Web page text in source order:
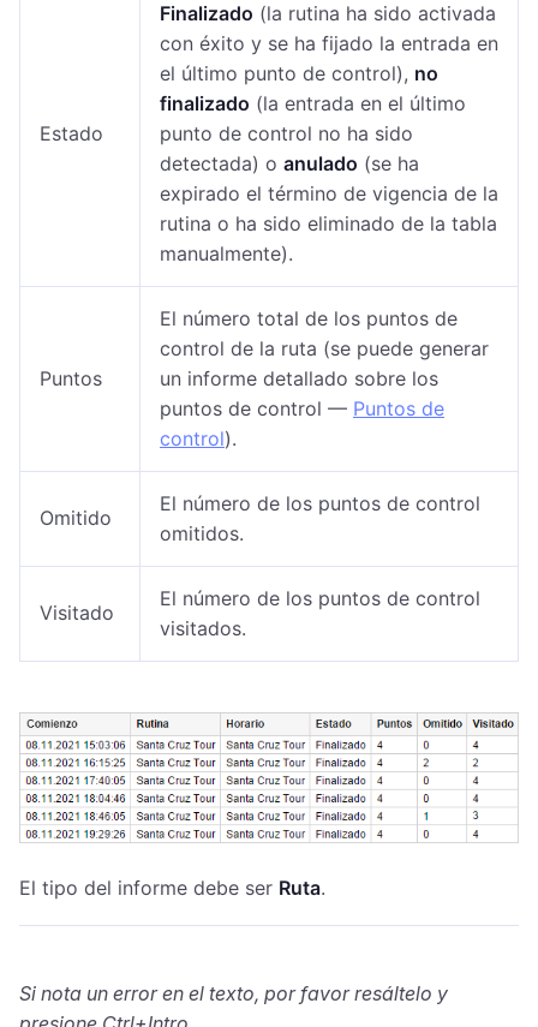
Estado
Finalizado (la rutina ha sido activada
con éxito y se ha fijado la entrada en
el último punto de control), no
finalizado (la entrada en el último
punto de control no ha sido
detectada) o anulado (se ha
expirado el término de vigencia de la
rutina o ha sido eliminado de la tabla
manualmente).
Puntos
El número total de los puntos de
control de la ruta (se puede generar
un informe detallado sobre los
puntos de control — Puntos de
control).
Omitido
El número de los puntos de control
omitidos.
Visitado
El número de los puntos de control
visitados.
El tipo del informe debe ser Ruta.
Si nota un error en el texto, por favor resáltelo y